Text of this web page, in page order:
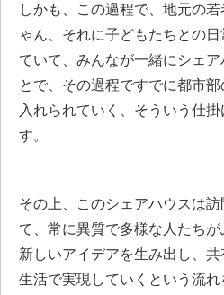
しかも、この過程で、地元の
ゃん、それに子どもたちとの
ていて、みんなが一緒にシェ
とで、その過程ですでに都市
入れられていく、そういう仕
す。
その上、このシェアハウスは
て、常に異質で多様な人たちが
新しいアイデアを生み出し、
生活で実現していくという流